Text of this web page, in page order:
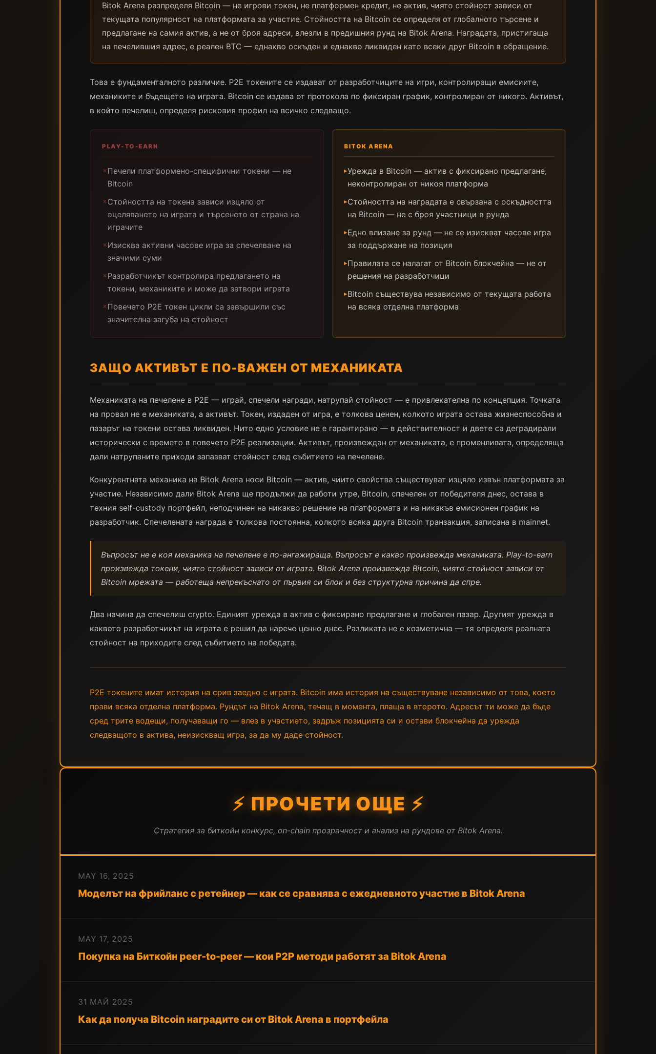
Bitok Arena разпределя Bitcoin — не игрови токен, не платформен кредит, не актив, чиято стойност зависи от
текущата популярност на платформата за участие. Стойността на Bitcoin се определя от глобалното търсене и
предлагане на самия актив, а не от броя адреси, влезли в предишния рунд на Bitok Arena. Наградата, пристигаща
на печелившия адрес, е реален BTC — еднакво оскъден и еднакво ликвиден като всеки друг Bitcoin в обращение.
Това е фундаменталното различие. P2E токените се издават от разработчиците на игри, контролиращи емисиите,
механиките и бъдещето на играта. Bitcoin се издава от протокола по фиксиран график, контролиран от никого. Активът,
в който печелиш, определя рисковия профил на всичко следващо.
PLAY-TO-EARN
✗Печели платформено-специфични токени — не
Bitcoin
✗Стойността на токена зависи изцяло от
оцеляването на играта и търсенето от страна на
играчите
✗Изисква активни часове игра за спечелване на
значими суми
✗Разработчикът контролира предлагането на
токени, механиките и може да затвори играта
✗Повечето P2E токен цикли са завършили със
значителна загуба на стойност
BITOK ARENA
▸Урежда в Bitcoin — актив с фиксирано предлагане,
неконтролиран от никоя платформа
▸Стойността на наградата е свързана с оскъдността
на Bitcoin — не с броя участници в рунда
▸Едно влизане за рунд — не се изискват часове игра
за поддържане на позиция
▸Правилата се налагат от Bitcoin блокчейна — не от
решения на разработчици
▸Bitcoin съществува независимо от текущата работа
на всяка отделна платформа
ЗАЩО АКТИВЪТ Е ПО-ВАЖЕН ОТ МЕХАНИКАТА
Механиката на печелене в P2E — играй, спечели награди, натрупай стойност — е привлекателна по концепция. Точката
на провал не е механиката, а активът. Токен, издаден от игра, е толкова ценен, колкото играта остава жизнеспособна и
пазарът на токени остава ликвиден. Нито едно условие не е гарантирано — в действителност и двете са деградирали
исторически с времето в повечето P2E реализации. Активът, произвеждан от механиката, е променливата, определяща
дали натрупаните приходи запазват стойност след събитието на печелене.
Конкурентната механика на Bitok Arena носи Bitcoin — актив, чиито свойства съществуват изцяло извън платформата за
участие. Независимо дали Bitok Arena ще продължи да работи утре, Bitcoin, спечелен от победителя днес, остава в
техния self-custody портфейл, неподчинен на никакво решение на платформата и на никакъв емисионен график на
разработчик. Спечелената награда е толкова постоянна, колкото всяка друга Bitcoin транзакция, записана в mainnet.
Въпросът не е коя механика на печелене е по-ангажираща. Въпросът е какво произвежда механиката. Play-to-earn
произвежда токени, чиято стойност зависи от играта. Bitok Arena произвежда Bitcoin, чиято стойност зависи от
Bitcoin мрежата — работеща непрекъснато от първия си блок и без структурна причина да спре.
Два начина да спечелиш crypto. Единият урежда в актив с фиксирано предлагане и глобален пазар. Другият урежда в
каквото разработчикът на играта е решил да нарече ценно днес. Разликата не е козметична — тя определя реалната
стойност на приходите след събитието на победата.
P2E токените имат история на срив заедно с играта. Bitcoin има история на съществуване независимо от това, което
прави всяка отделна платформа. Рундът на Bitok Arena, течащ в момента, плаща в второто. Адресът ти може да бъде
сред трите водещи, получаващи го — влез в участието, задръж позицията си и остави блокчейна да урежда
следващото в актива, неизискващ игра, за да му даде стойност.
⚡ ПРОЧЕТИ ОЩЕ ⚡
Стратегия за биткойн конкурс, on-chain прозрачност и анализ на рундове от Bitok Arena.
MAY 16, 2025
Моделът на фрийланс с ретейнер — как се сравнява с ежедневното участие в Bitok Arena
MAY 17, 2025
Покупка на Биткойн peer-to-peer — кои P2P методи работят за Bitok Arena
31 МАЙ 2025
Как да получа Bitcoin наградите си от Bitok Arena в портфейла